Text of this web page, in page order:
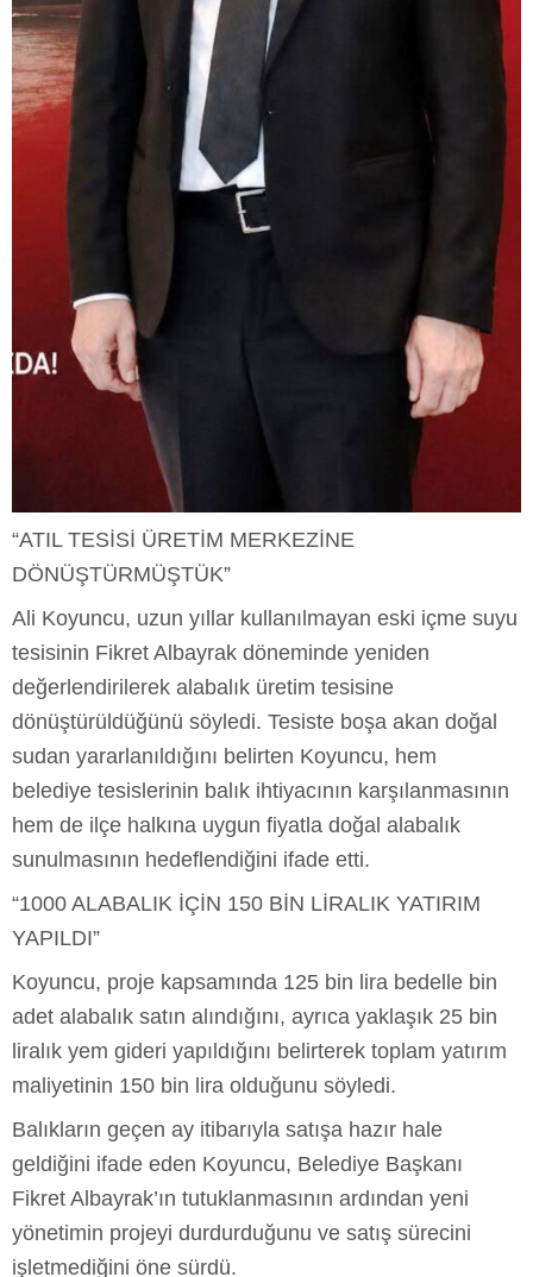
“ATIL TESİSİ ÜRETİM MERKEZİNE
DÖNÜŞTÜRMÜŞTÜK”
Ali Koyuncu, uzun yıllar kullanılmayan eski içme suyu
tesisinin Fikret Albayrak döneminde yeniden
değerlendirilerek alabalık üretim tesisine
dönüştürüldüğünü söyledi. Tesiste boşa akan doğal
sudan yararlanıldığını belirten Koyuncu, hem
belediye tesislerinin balık ihtiyacının karşılanmasının
hem de ilçe halkına uygun fiyatla doğal alabalık
sunulmasının hedeflendiğini ifade etti.
“1000 ALABALIK İÇİN 150 BİN LİRALIK YATIRIM
YAPILDI”
Koyuncu, proje kapsamında 125 bin lira bedelle bin
adet alabalık satın alındığını, ayrıca yaklaşık 25 bin
liralık yem gideri yapıldığını belirterek toplam yatırım
maliyetinin 150 bin lira olduğunu söyledi.
Balıkların geçen ay itibarıyla satışa hazır hale
geldiğini ifade eden Koyuncu, Belediye Başkanı
Fikret Albayrak’ın tutuklanmasının ardından yeni
yönetimin projeyi durdurduğunu ve satış sürecini
işletmediğini öne sürdü.